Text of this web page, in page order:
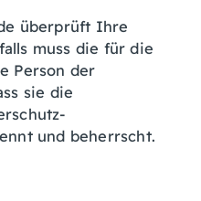
überprüft Ihre
muss die für die
Person der
sie die
und beherrscht.